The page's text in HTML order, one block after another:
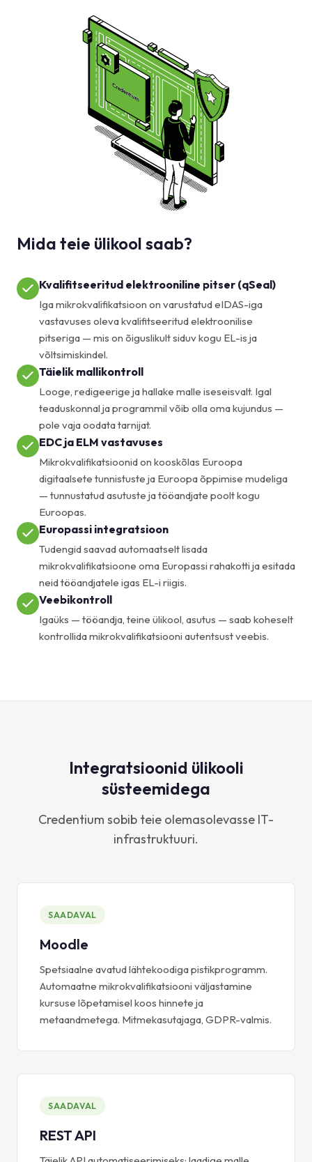
Mida teie ülikool saab?
Kvalifitseeritud elektrooniline pitser (qSeal)
Iga mikrokvalifikatsioon on varustatud eIDAS-iga
vastavuses oleva kvalifitseeritud elektroonilise
pitseriga — mis on õiguslikult siduv kogu EL-is ja
võltsimiskindel.
Täielik mallikontroll
Looge, redigeerige ja hallake malle iseseisvalt. Igal
teaduskonnal ja programmil võib olla oma kujundus —
pole vaja oodata tarnijat.
EDC ja ELM vastavuses
Mikrokvalifikatsioonid on kooskõlas Euroopa
digitaalsete tunnistuste ja Euroopa õppimise mudeliga
— tunnustatud asutuste ja tööandjate poolt kogu
Euroopas.
Europassi integratsioon
Tudengid saavad automaatselt lisada
mikrokvalifikatsioone oma Europassi rahakotti ja esitada
neid tööandjatele igas EL-i riigis.
Veebikontroll
Igaüks — tööandja, teine ülikool, asutus — saab koheselt
kontrollida mikrokvalifikatsiooni autentsust veebis.
Integratsioonid ülikooli
süsteemidega
Credentium sobib teie olemasolevasse IT-
infrastruktuuri.
SAADAVAL
Moodle
Spetsiaalne avatud lähtekoodiga pistikprogramm.
Automaatne mikrokvalifikatsiooni väljastamine
kursuse lõpetamisel koos hinnete ja
metaandmetega. Mitmekasutajaga, GDPR-valmis.
SAADAVAL
REST API